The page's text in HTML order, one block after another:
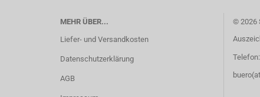
MEHR ÜBER...
Liefer- und Versandkosten
Datenschutzerklärung
AGB
© 2026
Telefon: